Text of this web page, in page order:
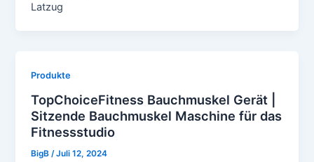
Latzug
Produkte
TopChoiceFitness Bauchmuskel Gerät |
Sitzende Bauchmuskel Maschine für das
Fitnessstudio
BigB/Juli 12, 2024